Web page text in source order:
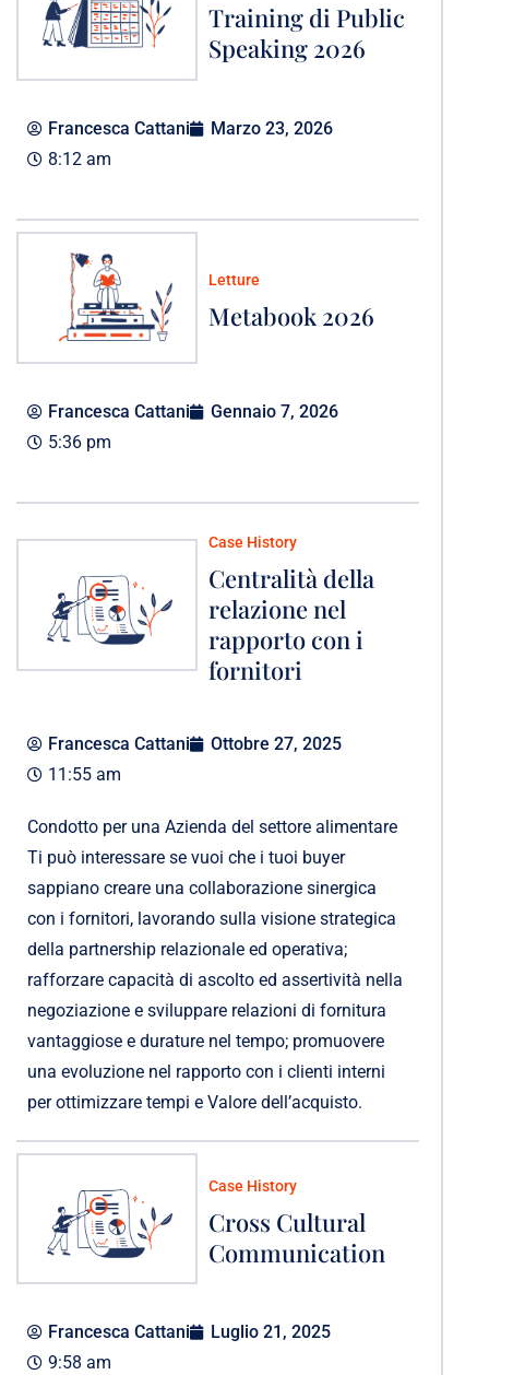
Training di Public
Speaking 2026
Francesca Cattani
Marzo 23, 2026
8:12 am
Letture
Metabook 2026
Francesca Cattani
Gennaio 7, 2026
5:36 pm
Case History
Centralità della
relazione nel
rapporto con i
fornitori
Francesca Cattani
Ottobre 27, 2025
11:55 am
Condotto per una Azienda del settore alimentare
Ti può interessare se vuoi che i tuoi buyer
sappiano creare una collaborazione sinergica
con i fornitori, lavorando sulla visione strategica
della partnership relazionale ed operativa;
rafforzare capacità di ascolto ed assertività nella
negoziazione e sviluppare relazioni di fornitura
vantaggiose e durature nel tempo; promuovere
una evoluzione nel rapporto con i clienti interni
per ottimizzare tempi e Valore dell’acquisto.
Case History
Cross Cultural
Communication
Francesca Cattani
Luglio 21, 2025
9:58 am